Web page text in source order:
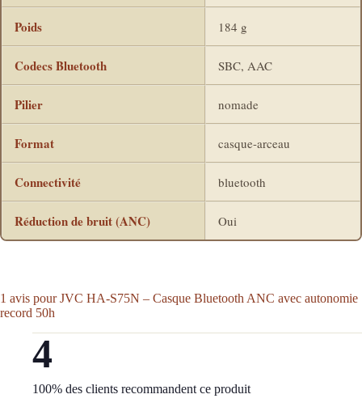
Poids 184 g
Codecs Bluetooth SBC, AAC
Pilier nomade
Format casque-arceau
Connectivité bluetooth
Réduction de bruit (ANC) Oui
1 avis pourJVC HA-S75N – Casque Bluetooth ANC avec autonomie
record 50h
4
100% des clients recommandent ce produit